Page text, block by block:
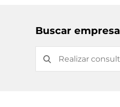
Buscar empresa